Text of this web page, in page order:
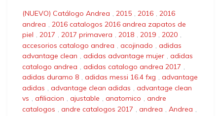
(NUEVO) Catálogo Andrea , 2015 , 2016 , 2016
andrea , 2016 catalogos 2016 andrea zapatos de
piel , 2017 , 2017 primavera , 2018 , 2019 , 2020 ,
accesorios catalogo andrea , acojinado , adidas
advantage clean , adidas advantage mujer , adidas
catalogo andrea , adidas catalogo andrea 2017 ,
adidas duramo 8 , adidas messi 16.4 fxg , advantage
adidas , advantage clean adidas , advantage clean
vs , afiliacion , ajustable , anatomico , andre
catalogos , andre catalogos 2017 , andrea , Andrea ,